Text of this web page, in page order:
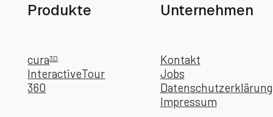
Produkte
cura3D
InteractiveTour
360
Unternehmen
Kontakt
Jobs
Datenschutzerklärung
Impressum